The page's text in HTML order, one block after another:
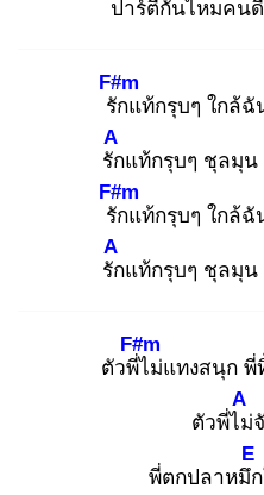
ปาร์ตี้กันไหมคนดี
รัก
F#m
แท้กรุบๆ ใกล้ฉั
รัก
A
แท้กรุบๆ ชุลมุน
รัก
F#m
แท้กรุบๆ ใกล้ฉั
รัก
A
แท้กรุบๆ ชุลมุน
ตัวพี่ไ
F#m
ม่แทงสนุก พี่
ตัวพี่ไม่
A
พี่ตกปลาหมึก
E